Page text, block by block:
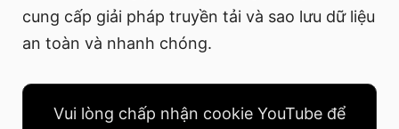
cung cấp giải pháp truyền tải và sao lưu dữ liệu
an toàn và nhanh chóng.
Vui lòng chấp nhận cookie YouTube để